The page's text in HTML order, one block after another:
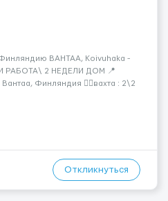
ВАНТАА, Koivuhaka -
РАБОТА\ 2 НЕДЕЛИ ДОМ 📍
Финляндия 👌🏻вахта : 2\2
БЕСПЛАТНО 📞
Откликнуться